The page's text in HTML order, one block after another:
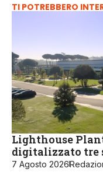
TI POTREBBERO
Lighthouse
digitalizzato
7 Agosto 2026